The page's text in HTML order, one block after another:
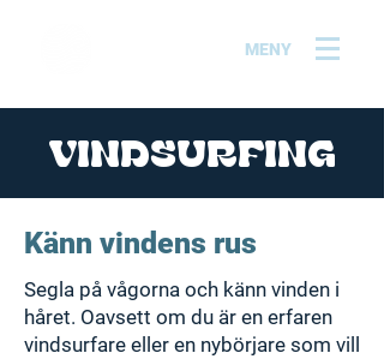
MENY
VINDSURFING
Känn vindens rus
Segla på vågorna och känn vinden i
håret. Oavsett om du är en erfaren
vindsurfare eller en nybörjare som vill